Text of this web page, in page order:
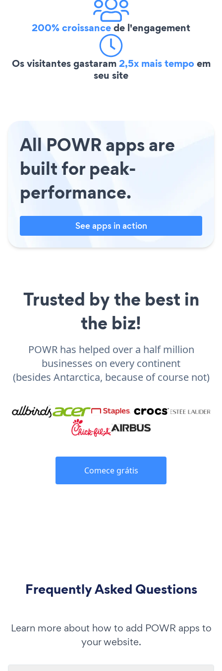
200% croissancede l'engagement
Os visitantes gastaram2,5x mais tempoem
seu site
All POWR apps are
built for peak-
performance.
See apps in action
Trusted by the best in
the biz!
POWR has helped over a half million
businesses on every continent
(besides Antarctica, because of course not)
Comece grátis
Frequently Asked Questions
Learn more about how to add POWR apps to
your website.